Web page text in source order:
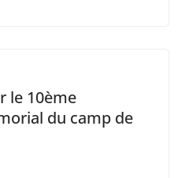
le 10ème
du camp de